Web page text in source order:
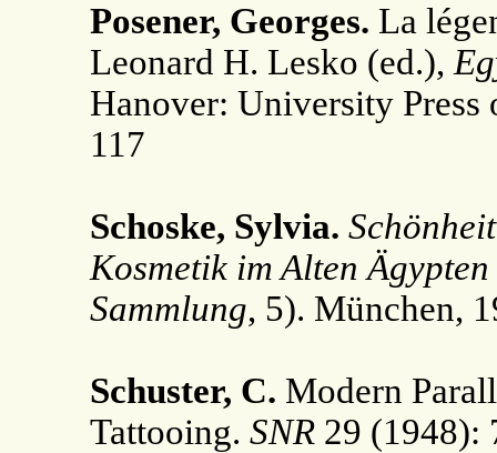
Posener, Georges. La
Leonard H. Lesko (ed.),
Hanover: University Press
117
Schoske, Sylvia.
Kosmetik im Alten Ägypten
Sammlung, 5). München,
Schuster, C. Modern
Tattooing. SNR29 (1948):